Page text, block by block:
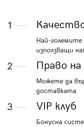
1
Най-големите
използващи
2 Право
Можете да
доставката
3 VIP клуб
Бонусна